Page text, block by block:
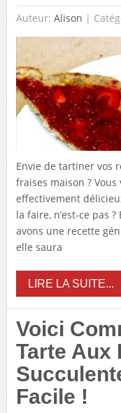
Auteur: Alison |
Envie de tartiner vos
fraises maison ?
effectivement
la faire, n’est-ce pas
avons une recette
elle saura
LIRE LA SUITE...
Voici
Tarte Aux
Facile !